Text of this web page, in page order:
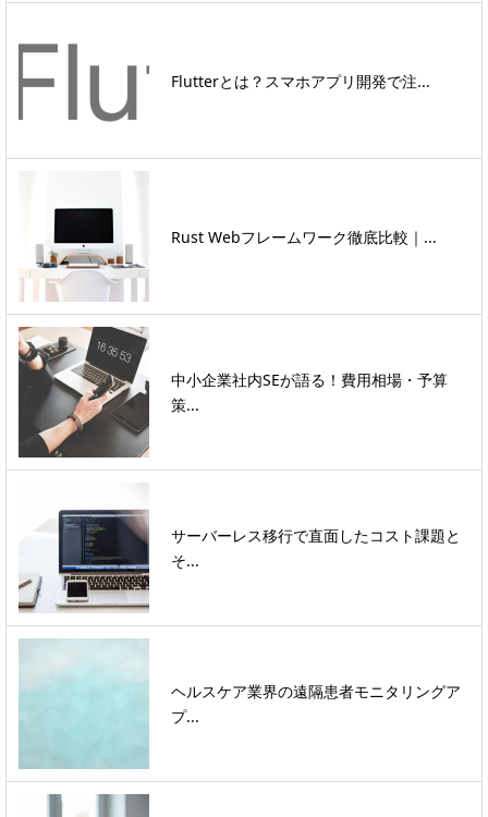
Flutterとは？スマホアプリ開発で注...
Rust Webフレームワーク徹底比較｜...
中小企業社内SEが語る！費用相場・予算
策...
サーバーレス移行で直面したコスト課題と
そ...
ヘルスケア業界の遠隔患者モニタリングア
プ...